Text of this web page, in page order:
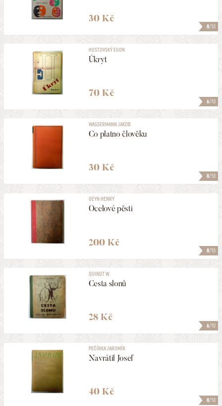
8/10
30 Kč
6/10
HOSTOVSKÝ EGON
Úkryt
70 Kč
8/10
WASSERMANN JAKOB
Co platno člověku
30 Kč
8/10
OEYN HENRY
Ocelové pěsti
200 Kč
6/10
QUINDT W.
Cesta slonů
28 Kč
8/10
PEČÍRKA JAROMÍR
Navrátil Josef
40 Kč